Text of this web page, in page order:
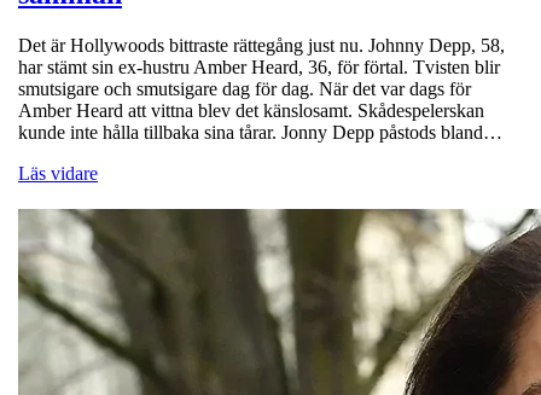
Det är Hollywoods bittraste rättegång just nu. Johnny Depp, 58,
har stämt sin ex-hustru Amber Heard, 36, för förtal. Tvisten blir
smutsigare och smutsigare dag för dag. När det var dags för
Amber Heard att vittna blev det känslosamt. Skådespelerskan
kunde inte hålla tillbaka sina tårar. Jonny Depp påstods bland…
Läs vidare